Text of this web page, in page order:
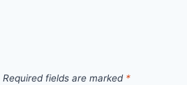
Required fields are marked *